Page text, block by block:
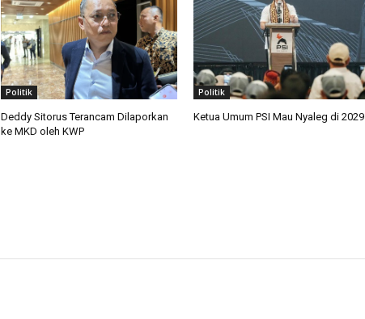
Politik
Deddy Sitorus Terancam Dilaporkan
ke MKD oleh KWP
Politik
Ketua Umum PSI Mau Nyaleg di 2029